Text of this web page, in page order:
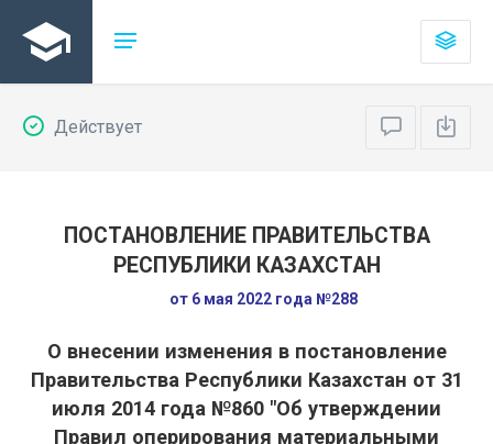
Действует
ПОСТАНОВЛЕНИЕ ПРАВИТЕЛЬСТВА
РЕСПУБЛИКИ КАЗАХСТАН
от 6 мая 2022 года №288
О внесении изменения в постановление
Правительства Республики Казахстан от 31
июля 2014 года №860 "Об утверждении
Правил оперирования материальными